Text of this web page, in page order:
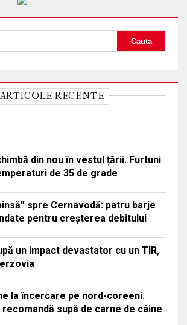
ARTICOLE RECENTE
din nou în vestul țării. Furtuni
de 35 de grade
spre Cernavodă: patru barje
pentru creșterea debitului
un impact devastator cu un TIR,
la încercare pe nord-coreeni.
supă de carne de câine